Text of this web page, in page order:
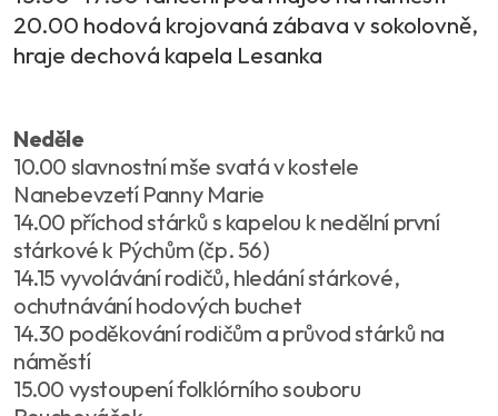
20.00 hodová krojovaná zábava v sokolovně,
hraje dechová kapela Lesanka
Neděle
10.00 slavnostní mše svatá v kostele
Nanebevzetí Panny Marie
14.00 příchod stárků s kapelou k nedělní první
stárkové k Pýchům (čp. 56)
14.15 vyvolávání rodičů, hledání stárkové,
ochutnávání hodových buchet
14.30 poděkování rodičům a průvod stárků na
náměstí
15.00 vystoupení folklórního souboru